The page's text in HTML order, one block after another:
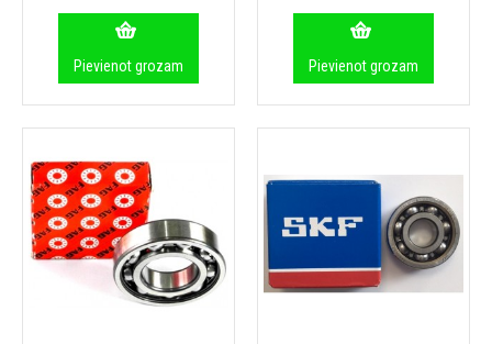
Pievienot grozam Pievienot grozam